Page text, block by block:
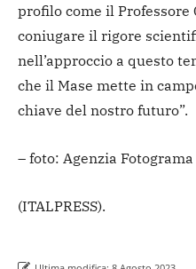
profilo come il Professore
coniugare il rigore
nell’approccio a questo
che il Mase mette in
chiave del nostro futuro”.
– foto: Agenzia Fotograma
(ITALPRESS).